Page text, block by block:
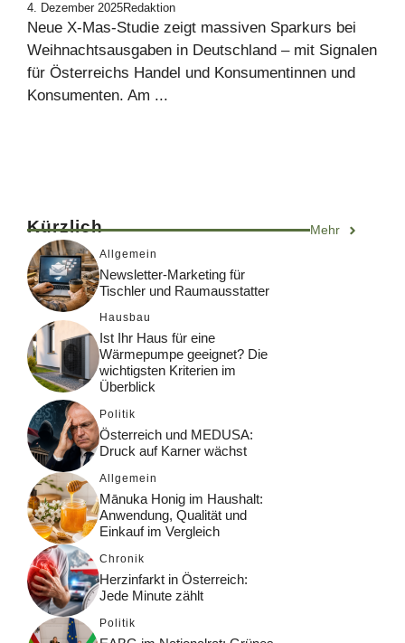
4. Dezember 2025Redaktion
Neue X‑Mas‑Studie zeigt massiven Sparkurs bei
Weihnachtsausgaben in Deutschland – mit Signalen
für Österreichs Handel und Konsumentinnen und
Konsumenten. Am ...
Kürzlich Mehr
Allgemein
Newsletter-Marketing für
Tischler und Raumausstatter
Hausbau
Ist Ihr Haus für eine
Wärmepumpe geeignet? Die
wichtigsten Kriterien im
Überblick
Politik
Österreich und MEDUSA:
Druck auf Karner wächst
Allgemein
Mānuka Honig im Haushalt:
Anwendung, Qualität und
Einkauf im Vergleich
Chronik
Herzinfarkt in Österreich:
Jede Minute zählt
Politik